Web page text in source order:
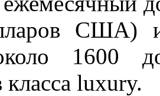
США)
1600
класса luxury.